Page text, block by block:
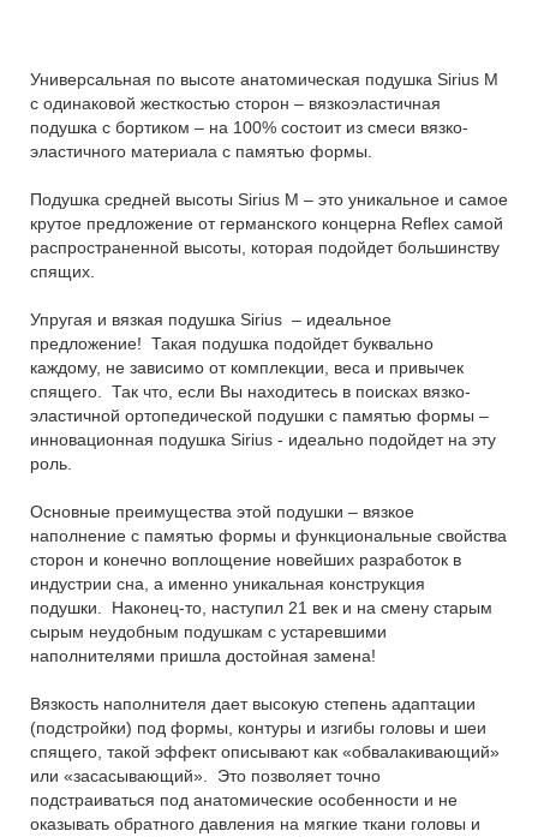
Универсальная по высоте анатомическая подушка Sirius M
c одинаковой жесткостью сторон – вязкоэластичная
подушка с бортиком – на 100% состоит из смеси вязко-
эластичного материала с памятью формы.
Подушка средней высоты Sirius M – это уникальное и самое
крутое предложение от германского концерна Reflex самой
распространенной высоты, которая подойдет большинству
спящих.
Упругая и вязкая подушка Sirius – идеальное
предложение! Такая подушка подойдет буквально
каждому, не зависимо от комплекции, веса и привычек
спящего. Так что, если Вы находитесь в поисках вязко-
эластичной ортопедической подушки с памятью формы –
инновационная подушка Sirius - идеально подойдет на эту
роль.
Основные преимущества этой подушки – вязкое
наполнение с памятью формы и функциональные свойства
сторон и конечно воплощение новейших разработок в
индустрии сна, а именно уникальная конструкция
подушки. Наконец-то, наступил 21 век и на смену старым
сырым неудобным подушкам с устаревшими
наполнителями пришла достойная замена!
Вязкость наполнителя дает высокую степень адаптации
(подстройки) под формы, контуры и изгибы головы и шеи
спящего, такой эффект описывают как «обвалакивающий»
или «засасывающий». Это позволяет точно
подстраиваться под анатомические особенности и не
оказывать обратного давления на мягкие ткани головы и